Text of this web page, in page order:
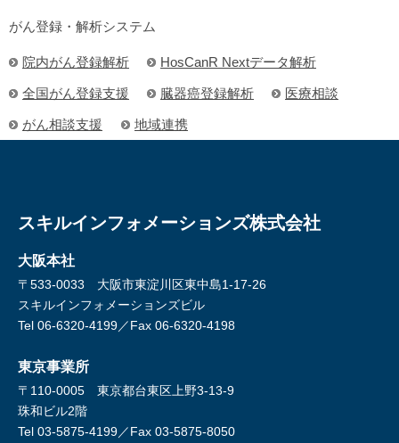
がん登録・解析システム
院内がん登録解析 HosCanR Nextデータ解析
全国がん登録支援 臓器癌登録解析 医療相談
がん相談支援 地域連携
は6月29日(月)以降となりますので重ねてご了承ください。
お知らせ 2026/5/7 クールビズ実施についてのお知らせ
弊社では、地球温暖化防止および節電への取り組みの一環とし
て、今年もクールビズを実施いたします。期間中は軽装での対応
となりますこと、何卒ご理解のほどよろしくお願い申し上げま
お知らせ 2026/4/7 ゴールデンウィーク期間の営業のご案内
期間中のお問い合わせは、5/7より順次対応いたします。ご不便を
おかけしますが、何卒ご理解のほどお願い申し上げます。
2026/3/6
知らせ
弊社では月に1回の週休3日制を導入しており、3月の適用日とし
て、3月27日(金)を所定休日に設定しております。何卒ご理解賜り
ますようお願い申し上げます。
スキルインフォメーションズ株式会社
大阪本社
〒533-0033 大阪市東淀川区東中島1-17-26
スキルインフォメーションズビル
Tel 06-6320-4199／Fax 06-6320-4198
東京事業所
〒110-0005 東京都台東区上野3-13-9
珠和ビル2階
Tel 03-5875-4199／Fax 03-5875-8050